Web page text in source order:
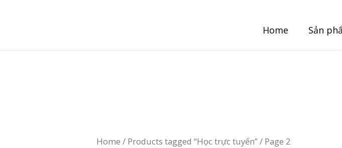
Home Sản
Home / Products tagged “Học trực tuyến”/ Page 2